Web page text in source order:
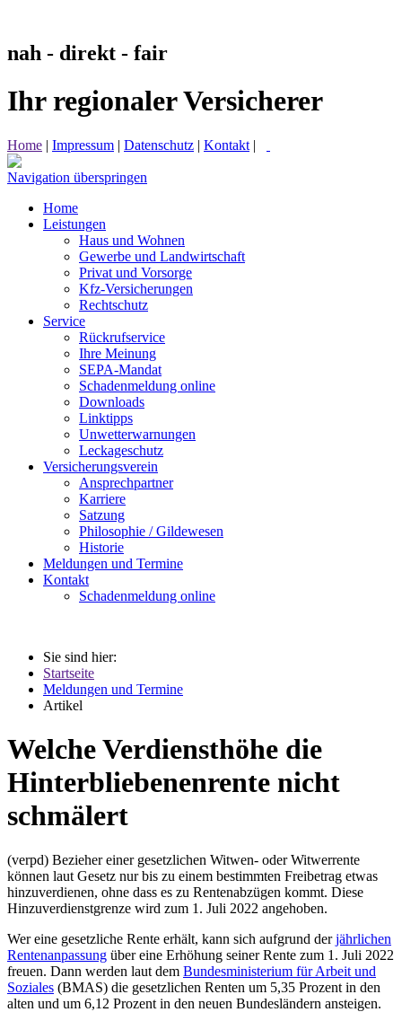
nah - direkt - fair
Ihr regionaler Versicherer
Home | Impressum | Datenschutz | Kontakt |
Navigation überspringen
Home
Leistungen
Haus und Wohnen
Gewerbe und Landwirtschaft
Privat und Vorsorge
Kfz-Versicherungen
Rechtschutz
Service
Rückrufservice
Ihre Meinung
SEPA-Mandat
Schadenmeldung online
Downloads
Linktipps
Unwetterwarnungen
Leckageschutz
Versicherungsverein
Ansprechpartner
Karriere
Satzung
Philosophie / Gildewesen
Historie
Meldungen und Termine
Kontakt
Schadenmeldung online
Sie sind hier:
Startseite
Meldungen und Termine
Artikel
Welche Verdiensthöhe die
Hinterbliebenenrente nicht
schmälert
(verpd) Bezieher einer gesetzlichen Witwen- oder Witwerrente
können laut Gesetz nur bis zu einem bestimmten Freibetrag etwas
hinzuverdienen, ohne dass es zu Rentenabzügen kommt. Diese
Hinzuverdienstgrenze wird zum 1. Juli 2022 angehoben.
Wer eine gesetzliche Rente erhält, kann sich aufgrund derjährlichen
Rentenanpassung über eine Erhöhung seiner Rente zum 1. Juli 2022
freuen. Dann werden laut dem Bundesministerium für Arbeit und
Soziales (BMAS) die gesetzlichen Renten um 5,35 Prozent in den
alten und um 6,12 Prozent in den neuen Bundesländern ansteigen.